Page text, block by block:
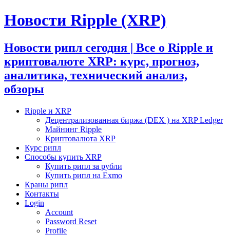
Новости Ripple (XRP)
Новости рипл сегодня | Все о Ripple и
криптовалюте XRP: курс, прогноз,
аналитика, технический анализ,
обзоры
Ripple и XRP
Децентрализованная биржа (DEX ) на XRP Ledger
Майнинг Ripple
Криптовалюта XRP
Курс рипл
Способы купить XRP
Купить рипл за рубли
Купить рипл на Exmo
Краны рипл
Контакты
Login
Account
Password Reset
Profile